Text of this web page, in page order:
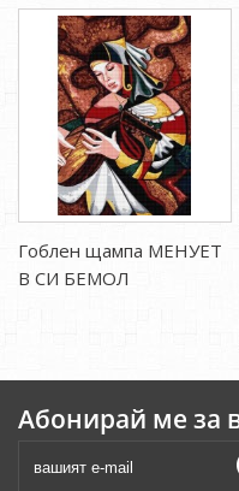
Гоблен щампа МЕНУЕТ
В СИ БЕМОЛ
Абонирай ме за